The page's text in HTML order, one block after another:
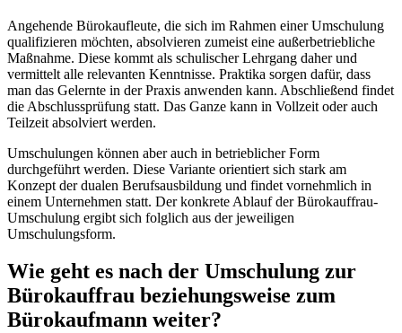
Angehende Bürokaufleute, die sich im Rahmen einer Umschulung
qualifizieren möchten, absolvieren zumeist eine außerbetriebliche
Maßnahme. Diese kommt als schulischer Lehrgang daher und
vermittelt alle relevanten Kenntnisse. Praktika sorgen dafür, dass
man das Gelernte in der Praxis anwenden kann. Abschließend findet
die Abschlussprüfung statt. Das Ganze kann in Vollzeit oder auch
Teilzeit absolviert werden.
Umschulungen können aber auch in betrieblicher Form
durchgeführt werden. Diese Variante orientiert sich stark am
Konzept der dualen Berufsausbildung und findet vornehmlich in
einem Unternehmen statt. Der konkrete Ablauf der Bürokauffrau-
Umschulung ergibt sich folglich aus der jeweiligen
Umschulungsform.
Wie geht es nach der Umschulung zur
Bürokauffrau beziehungsweise zum
Bürokaufmann weiter?